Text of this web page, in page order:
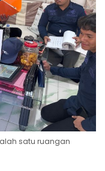
satu ruangan